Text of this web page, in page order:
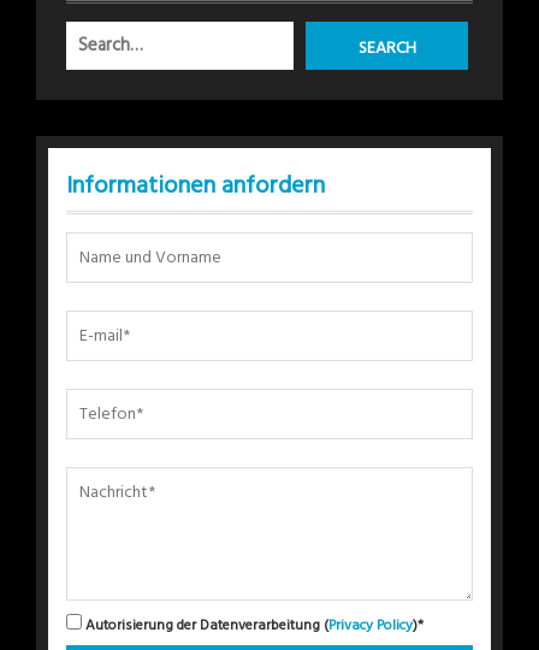
Informationen anfordern
Autorisierung der Datenverarbeitung (Privacy Policy)*